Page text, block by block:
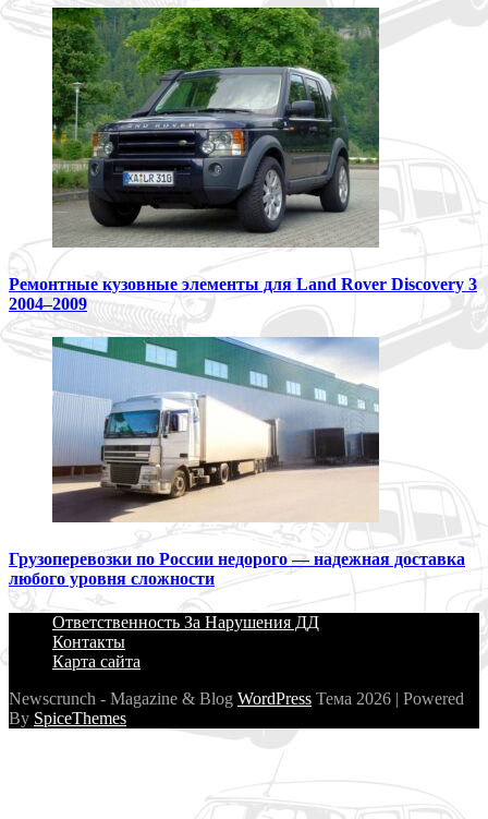
Ремонтные кузовные элементы для Land Rover Discovery 3
2004–2009
Грузоперевозки по России недорого — надежная доставка
любого уровня сложности
Ответственность За Нарушения ДД
Контакты
Карта сайта
Newscrunch - Magazine & Blog WordPress Тема 2026 | Powered
By SpiceThemes